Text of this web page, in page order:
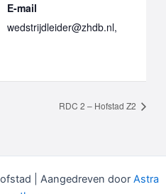
E-mail
wedstrijdleider@zhdb.nl,
RDC 2 – Hofstad Z2
| Aangedreven door Astra